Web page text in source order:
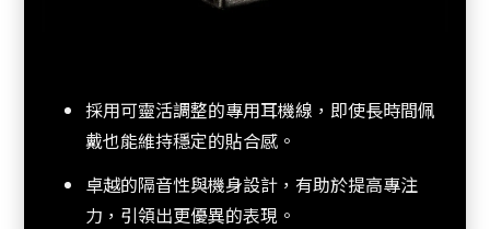
採用可靈活調整的專用耳機線，即使長時間佩
戴也能維持穩定的貼合感。
卓越的隔音性與機身設計，有助於提高專注
力，引領出更優異的表現。